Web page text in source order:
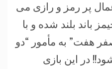
پر رمز و رازی می
باند بلند شده و با
هفت” به مأمور “دو
در این بازی